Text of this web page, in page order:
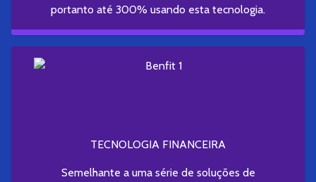
portanto até 300% usando esta tecnologia.
TECNOLOGIA FINANCEIRA
Semelhante a uma série de soluções de